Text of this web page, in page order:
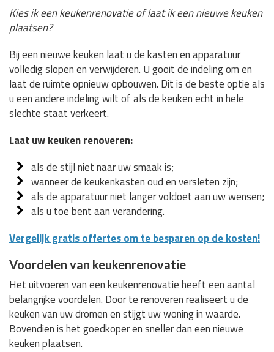
Kies ik een keukenrenovatie of laat ik een nieuwe keuken
plaatsen?
Bij een nieuwe keuken laat u de kasten en apparatuur
volledig slopen en verwijderen. U gooit de indeling om en
laat de ruimte opnieuw opbouwen. Dit is de beste optie als
u een andere indeling wilt of als de keuken echt in hele
slechte staat verkeert.
Laat uw keuken renoveren:
als de stijl niet naar uw smaak is;
wanneer de keukenkasten oud en versleten zijn;
als de apparatuur niet langer voldoet aan uw wensen;
als u toe bent aan verandering.
Vergelijk gratis offertes om te besparen op de kosten!
Voordelen van keukenrenovatie
Het uitvoeren van een keukenrenovatie heeft een aantal
belangrijke voordelen. Door te renoveren realiseert u de
keuken van uw dromen en stijgt uw woning in waarde.
Bovendien is het goedkoper en sneller dan een nieuwe
keuken plaatsen.